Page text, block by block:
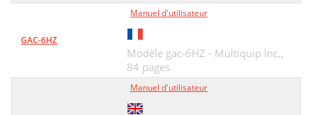
GAC-6HZ
Manuel d'utilisateur
Modèle gac-6HZ - Multiquip Inc.,
84 pages
Manuel d'utilisateur